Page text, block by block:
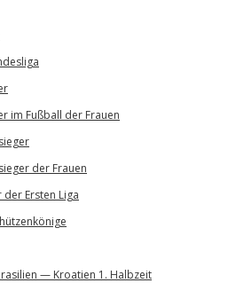
im Fußball der Frauen
der Frauen
Ersten Liga
— Kroatien 1. Halbzeit